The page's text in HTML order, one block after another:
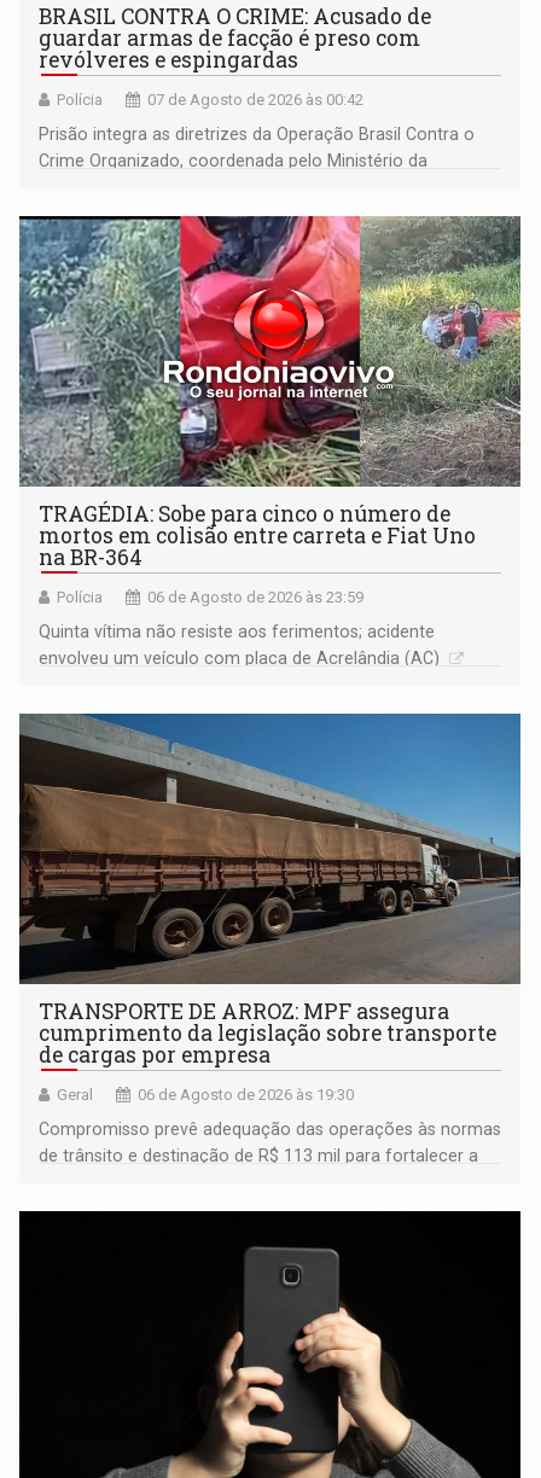
BRASIL CONTRA O CRIME: Acusado de
guardar armas de facção é preso com
revólveres e espingardas
Polícia 07 de Agosto de 2026 às 00:42
Prisão integra as diretrizes da Operação Brasil Contra o
Crime Organizado, coordenada pelo Ministério da
TRAGÉDIA: Sobe para cinco o número de
mortos em colisão entre carreta e Fiat Uno
na BR-364
Polícia 06 de Agosto de 2026 às 23:59
Quinta vítima não resiste aos ferimentos; acidente
envolveu um veículo com placa de Acrelândia (AC)
TRANSPORTE DE ARROZ: MPF assegura
cumprimento da legislação sobre transporte
de cargas por empresa
Geral 06 de Agosto de 2026 às 19:30
Compromisso prevê adequação das operações às normas
de trânsito e destinação de R$ 113 mil para fortalecer a